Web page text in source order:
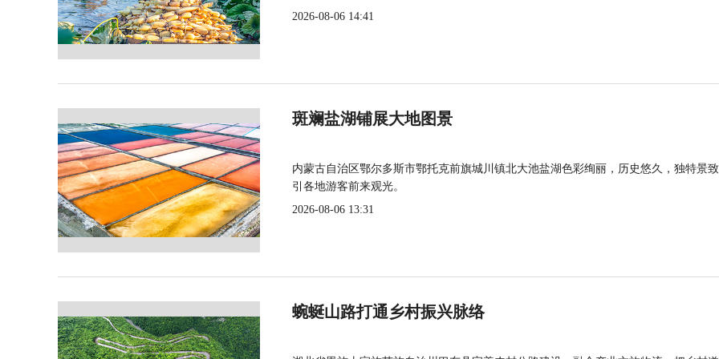
2026-08-06 14:41
斑斓盐湖铺展大地图景
内蒙古自治区鄂尔多斯市鄂托克前旗城川镇北大池盐湖色彩绚丽，历史悠久，独特景
引各地游客前来观光。
2026-08-06 13:31
蜿蜒山路打通乡村振兴脉络